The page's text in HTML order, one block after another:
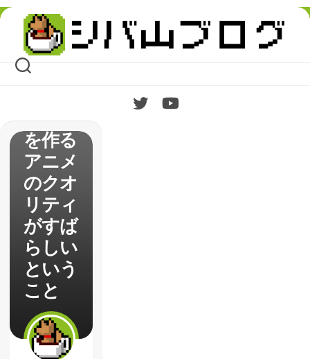
Skip
content
KO』
を全話
視聴し
たので
アニメ
を作る
アニメ
のクオ
リティ
がすば
らしい
という
こと